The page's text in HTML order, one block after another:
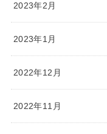
2023年2月
2023年1月
2022年12月
2022年11月